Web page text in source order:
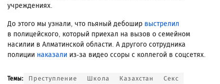
учреждениях.
До этого мы узнали, что пьяный дебошир выстрелил
в полицейского, который приехал на вызов о семейном
насилии в Алматинской области. А другого сотрудника
полиции наказали из-за видео ссоры с коллегой в соцсетях.
Темы: Преступление Школа Казахстан
Секс